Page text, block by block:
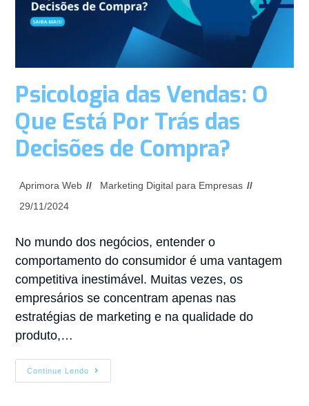
Psicologia das Vendas: O
Que Está Por Trás das
Decisões de Compra?
Aprimora Web
Marketing Digital para Empresas
29/11/2024
No mundo dos negócios, entender o
comportamento do consumidor é uma vantagem
competitiva inestimável. Muitas vezes, os
empresários se concentram apenas nas
estratégias de marketing e na qualidade do
produto,…
Continue Lendo